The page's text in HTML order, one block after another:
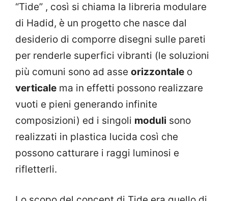
“Tide” , così si chiama la libreria modulare
di Hadid, è un progetto che nasce dal
desiderio di comporre disegni sulle pareti
per renderle superfici vibranti (le soluzioni
più comuni sono ad asse orizzontale o
verticale ma in effetti possono realizzare
vuoti e pieni generando infinite
composizioni) ed i singoli moduli sono
realizzati in plastica lucida così che
possono catturare i raggi luminosi e
rifletterli.